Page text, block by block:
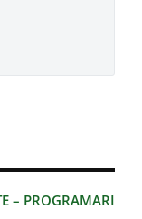
– PROGRAMARI